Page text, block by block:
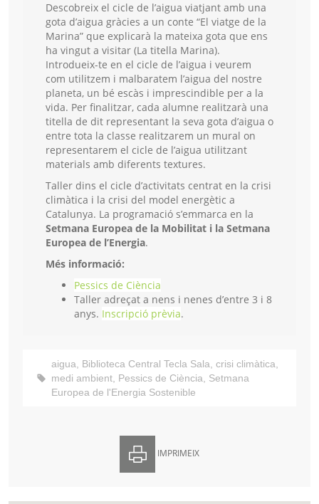
Descobreix el cicle de l’aigua viatjant amb una
gota d’aigua gràcies a un conte “El viatge de la
Marina” que explicarà la mateixa gota que ens
ha vingut a visitar (La titella Marina).
Introdueix-te en el cicle de l’aigua i veurem
com utilitzem i malbaratem l’aigua del nostre
planeta, un bé escàs i imprescindible per a la
vida. Per finalitzar, cada alumne realitzarà una
titella de dit representant la seva gota d’aigua o
entre tota la classe realitzarem un mural on
representarem el cicle de l’aigua utilitzant
materials amb diferents textures.
Taller dins el cicle d’activitats centrat en la crisi
climàtica i la crisi del model energètic a
Catalunya. La programació s’emmarca en la
Setmana Europea de la Mobilitat i la Setmana
Europea de l’Energia.
Més informació:
Pessics de Ciència
Taller adreçat a nens i nenes d’entre 3 i 8
anys. Inscripció prèvia.
aigua, Biblioteca Central Tecla Sala, crisi climàtica,
medi ambient, Pessics de Ciència, Setmana
Europea de l'Energia Sostenible
IMPRIMEIX